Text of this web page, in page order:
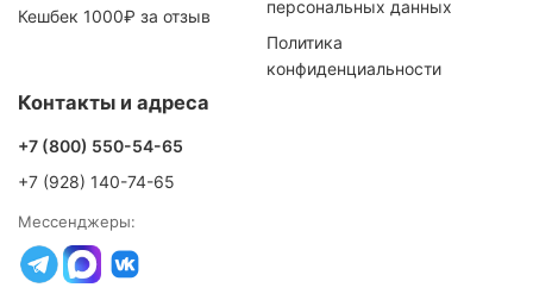
Кешбек 1000₽ за отзыв
персональных данных
Политика
конфиденциальности
Контакты и адреса
+7 (800) 550-54-65
+7 (928) 140-74-65
Мессенджеры: